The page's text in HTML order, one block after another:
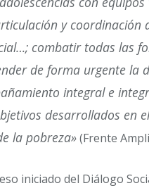
y coordinación
combatir todas las
de forma urgente
integral e
desarrollados en
la pobreza»(Frente
iniciado del Diálogo